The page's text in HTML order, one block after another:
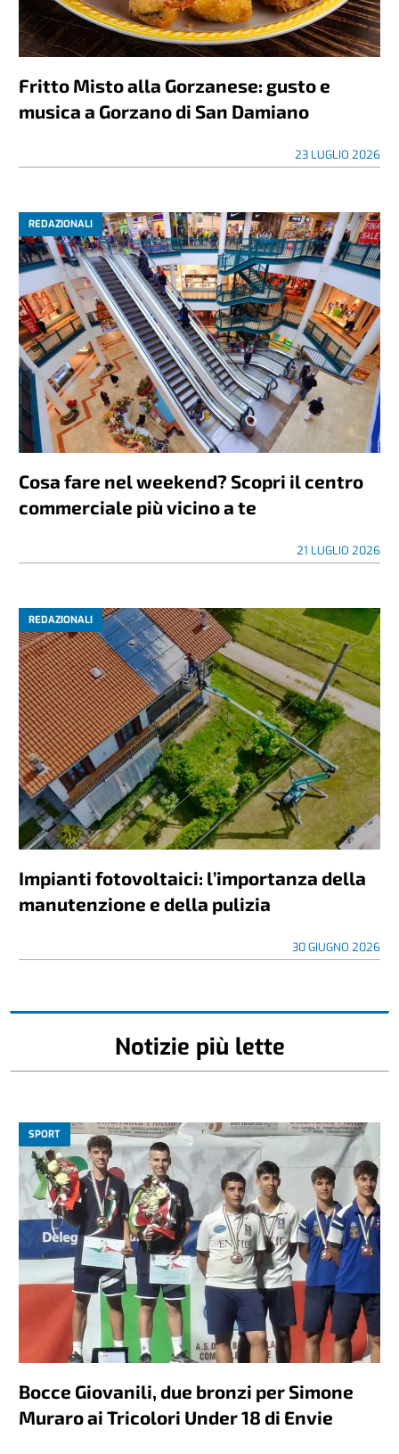
Fritto Misto alla Gorzanese: gusto e
musica a Gorzano di San Damiano
23 LUGLIO 2026
REDAZIONALI
Cosa fare nel weekend? Scopri il centro
commerciale più vicino a te
21 LUGLIO 2026
REDAZIONALI
Impianti fotovoltaici: l’importanza della
manutenzione e della pulizia
30 GIUGNO 2026
Notizie più lette
SPORT
Bocce Giovanili, due bronzi per Simone
Muraro ai Tricolori Under 18 di Envie